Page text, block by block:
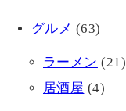
グルメ (63)
ラーメン (21)
居酒屋 (4)